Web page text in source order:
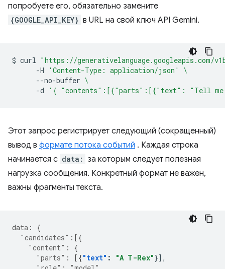
попробуете его, обязательно замените
{GOOGLE_API_KEY} в URL на свой ключ API Gemini.
$ curl "https://generativelanguage.googleapis.com/
-H
'Content-Type: application/json'
\
--no-buffer \
-d
'{ "contents":[{"parts":[{"text": "Tell
Этот запрос регистрирует следующий (сокращенный)
вывод в формате потока событий . Каждая строка
начинается с data:
за которым следует полезная
нагрузка сообщения. Конкретный формат не важен,
важны фрагменты текста.
data :
{
"candidates" :[{
"content" :
{
"parts" : [ { "text" : "A T-Rex" }